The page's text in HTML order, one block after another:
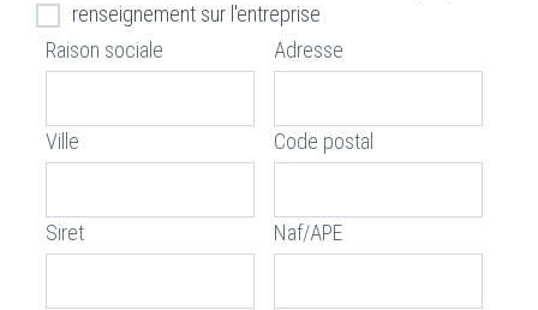
renseignement sur l'entreprise
Raison sociale
Adresse
Ville Code postal
Siret Naf/APE